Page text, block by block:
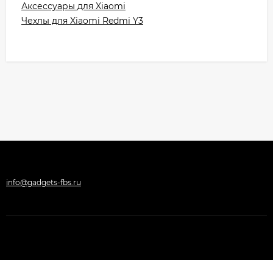
Аксессуары для Xiaomi
Чехлы для Xiaomi Redmi Y3
info@gadgets-fbs.ru